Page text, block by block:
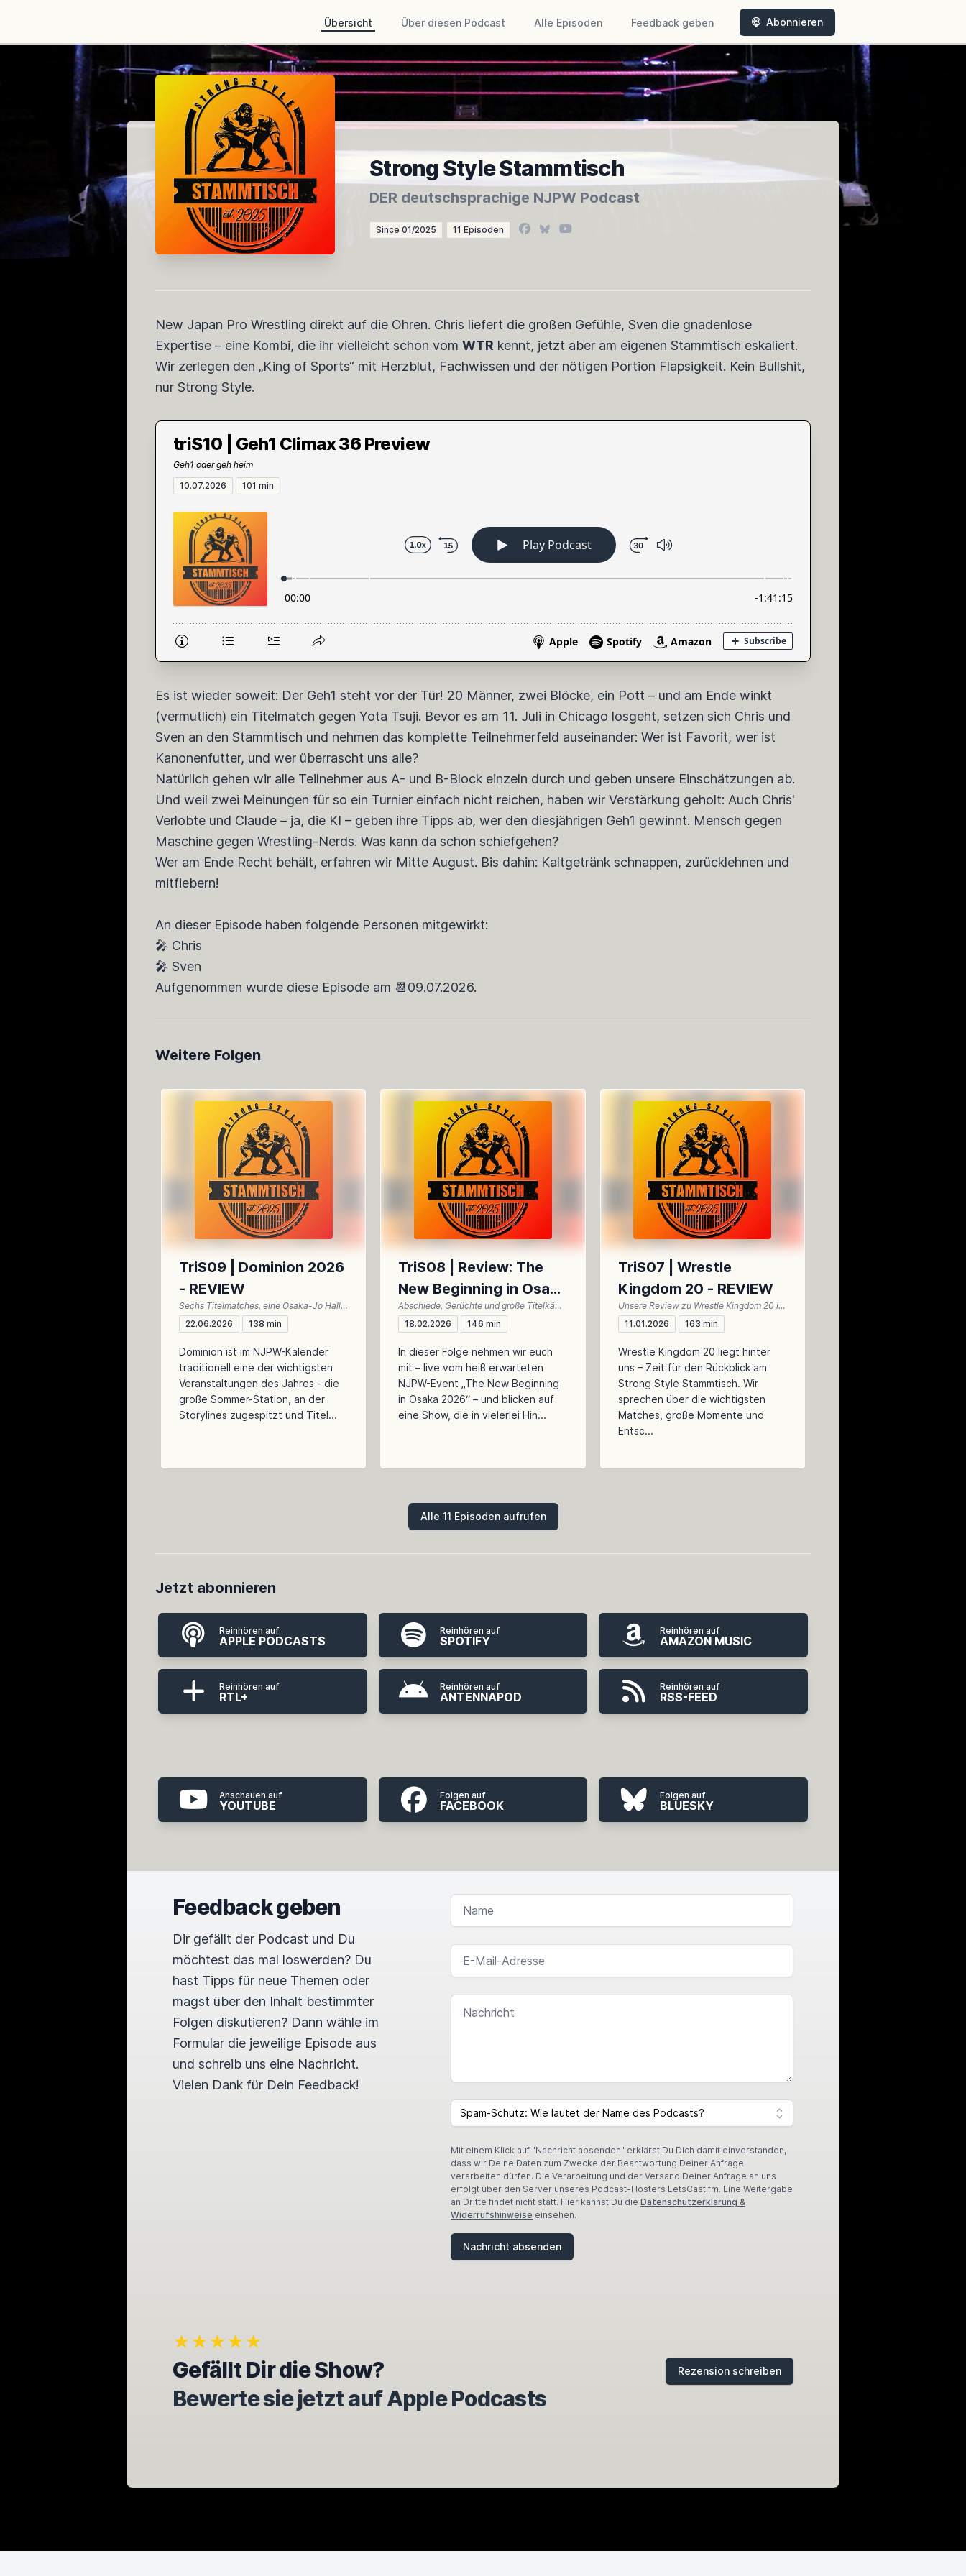
Übersicht Über diesen Podcast Alle Episoden Feedback geben Abonnieren
Strong Style Stammtisch
DER deutschsprachige NJPW Podcast
Since 01/2025 11 Episoden Facebook
BlueskyYouTube
New Japan Pro Wrestling direkt auf die Ohren. Chris liefert die großen Gefühle, Sven die gnadenlose
Expertise – eine Kombi, die ihr vielleicht schon vom WTR kennt, jetzt aber am eigenen Stammtisch eskaliert.
Wir zerlegen den „King of Sports“ mit Herzblut, Fachwissen und der nötigen Portion Flapsigkeit. Kein Bullshit,
nur Strong Style.
triS10 | Geh1 Climax 36 Preview
Geh1 oder geh heim
10.07.2026
101 min
Es ist wieder soweit: Der Geh1 steht vor der Tür! 20 Männer, zwei Blöcke, ein Pott – und am Ende winkt
(vermutlich) ein Titelmatch gegen Yota Tsuji. Bevor es am 11. Juli in Chicago losgeht, setzen sich Chris und
Sven an den Stammtisch und nehmen das komplette Teilnehmerfeld auseinander: Wer ist Favorit, wer ist
Kanonenfutter, und wer überrascht uns alle?
Natürlich gehen wir alle Teilnehmer aus A- und B-Block einzeln durch und geben unsere Einschätzungen ab.
Und weil zwei Meinungen für so ein Turnier einfach nicht reichen, haben wir Verstärkung geholt: Auch Chris'
Verlobte und Claude – ja, die KI – geben ihre Tipps ab, wer den diesjährigen Geh1 gewinnt. Mensch gegen
Maschine gegen Wrestling-Nerds. Was kann da schon schiefgehen?
Wer am Ende Recht behält, erfahren wir Mitte August. Bis dahin: Kaltgetränk schnappen, zurücklehnen und
mitfiebern!
An dieser Episode haben folgende Personen mitgewirkt:
🎤 Chris
🎤 Sven
Aufgenommen wurde diese Episode am 📆09.07.2026.
Weitere Folgen
TriS09 | Dominion 2026
- REVIEW
Sechs Titelmatches, eine Osaka-Jo Hall, zwei Meinungen - unser Rückblick auf Dominion 2026
22.06.2026
138 min
Dominion ist im NJPW-Kalender
traditionell eine der wichtigsten
Veranstaltungen des Jahres - die
große Sommer-Station, an der
Storylines zugespitzt und Titel...
TriS08 | Review: The
New Beginning in Osaka
2026
Abschiede, Gerüchte und große Titelkämpfe: Wir besprechen New Beginning in Osaka 2026 – emotional, meinungsstark und dennoch analytisch
18.02.2026
146 min
In dieser Folge nehmen wir euch
mit – live vom heiß erwarteten
NJPW-Event „The New Beginning
in Osaka 2026“ – und blicken auf
eine Show, die in vielerlei Hin...
TriS07 | Wrestle
Kingdom 20 - REVIEW
Unsere Review zu Wrestle Kingdom 20 inklusive News und Einordnung des NEW YEAR DASH!!
11.01.2026
163 min
Wrestle Kingdom 20 liegt hinter
uns – Zeit für den Rückblick am
Strong Style Stammtisch. Wir
sprechen über die wichtigsten
Matches, große Momente und
Entsc...
Alle 11 Episoden aufrufen
Jetzt abonnieren
Reinhören auf
APPLE PODCASTS
Reinhören auf
SPOTIFY
Reinhören auf
AMAZON MUSIC
Reinhören auf
RTL+
Reinhören auf
ANTENNAPOD
Reinhören auf
RSS-FEED
Anschauen auf
YOUTUBE
Folgen auf
FACEBOOK
Folgen auf
BLUESKY
Feedback geben
Dir gefällt der Podcast und Du
möchtest das mal loswerden? Du
hast Tipps für neue Themen oder
magst über den Inhalt bestimmter
Folgen diskutieren? Dann wähle im
Formular die jeweilige Episode aus
und schreib uns eine Nachricht.
Vielen Dank für Dein Feedback!
NAME
E-MAIL-ADRESSE
NACHRICHT
SPAM CAPTCHA
Mit einem Klick auf "Nachricht absenden" erklärst Du Dich damit einverstanden,
dass wir Deine Daten zum Zwecke der Beantwortung Deiner Anfrage
verarbeiten dürfen. Die Verarbeitung und der Versand Deiner Anfrage an uns
erfolgt über den Server unseres Podcast-Hosters LetsCast.fm. Eine Weitergabe
an Dritte findet nicht statt. Hier kannst Du dieDatenschutzerklärung &
Widerrufshinweise einsehen.
Nachricht absenden
★★★★★
Gefällt Dir die Show?
Bewerte sie jetzt auf Apple Podcasts
Rezension schreiben